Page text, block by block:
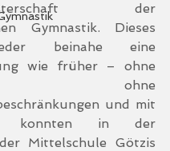
der
Gymnastik. Dieses
beinahe eine
wie früher – ohne
ohne
und mit
konnten in der
Mittelschule Götzis